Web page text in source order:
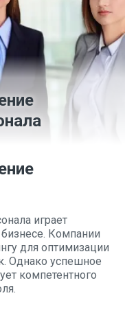
играет
Компании
для оптимизации
Однако успешное
компетентного